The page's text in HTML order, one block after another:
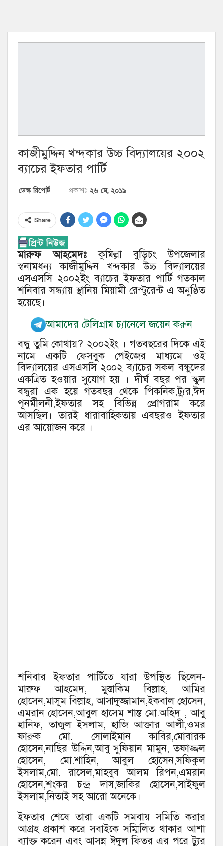
কাজীমুদ্দিন খন্দকার উচ্চ বিদ্যালয়ের ২০০২
ব্যাচের ইফতার পার্টি
ডেস্ক রিপোর্ট প্রকাশঃ ২৬ মে, ২০১৯
Share
মারুফ আহমেদঃ কুমিল্লা বুড়িচং উপজেলার
স্বনামধন্য কাজীমুদ্দিন খন্দকার উচ্চ বিদ্যালয়ের
এসএসসি ২০০২ইং ব্যাচের ইফতার পার্টি গতকাল
শনিবার সন্ধ্যায় স্থানিয় মিয়ামী রেস্টুরেন্ট এ অনুষ্ঠিত
হয়েছে।
আমাদের টেলিগ্রাম চ্যানেলে জয়েন করুন
বন্ধু তুমি কোথায়? ২০০২ইং । গতবছরের দিকে এই
নামে একটি ফেসবুক পেইজের মাধ্যমে ওই
বিদ্যালয়ের এসএসসি ২০০২ ব্যাচের সকল বন্ধুদের
একত্রিত হওয়ার সুযোগ হয় । দীর্ঘ বছর পর স্কুল
বন্ধুরা এক হয়ে গতবছর থেকে পিকনিক,ট্যুর,ঈদ
পূনর্মীলনী,ইফতার সহ বিভিন্ন প্রোগরাম করে
আসছিল। তারই ধারাবাহিকতায় এবছরও ইফতার
এর আয়োজন করে ।
শনিবার ইফতার পার্টিতে যারা উপস্থিত ছিলেন-
মারুফ আহমেদ, মুস্তাকিম বিল্লাহ, আমির
হোসেন,মাসুম বিল্লাহ, আসাদুজ্জামান,ইকবাল হোসেন,
এমরান হোসেন,আবুল হাসেম শান্ত মো.অহিদ , আবু
হানিফ, তাজুল ইসলাম, হাজি আক্তার আলী,ওমর
ফারুক মো. সোলাইমান কাবির,মোবারক
হোসেন,নাছির উদ্দিন,আবু সুফিয়ান মামুন, তফাজ্জল
হোসেন, মো.শাহিন, আবুল হোসেন,সফিকুল
ইসলাম,মো. রাসেল,মাহবুব আলম রিপন,এমরান
হোসেন,শংকর চন্দ্র দাস,জাকির হোসেন,সাইফুল
ইসলাম,নিতাই সহ আরো অনেকে।
ইফতার শেষে তারা একটি সমবায় সমিতি করার
আগ্রহ প্রকাশ করে সবাইকে সম্মিলিত থাকার আশা
ব্যাক্ত করেন এবং আসন্ন ঈদুল ফিতর এর পরে ট্যুর